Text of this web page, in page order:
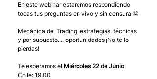
En este webinar estaremos respondiendo
todas tus preguntas en vivo y sin censura 🤬
Mecánica del Trading, estrategias, técnicas
y por supuesto.... oportunidades ¡No te lo
pierdas!
Te esperamos el Miércoles 22 de Junio
Chile: 19:00